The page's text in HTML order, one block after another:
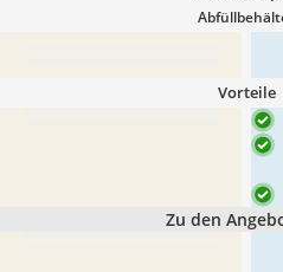
Vorteile
Zu den